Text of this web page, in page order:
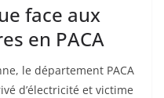
face aux
en PACA
le département PACA
d’électricité et victime